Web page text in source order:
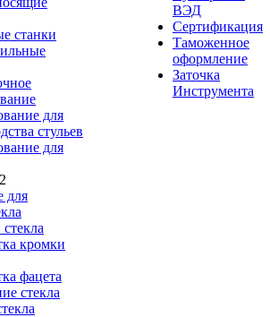
станки
для
стульев
для
для
кромки
фацета
стекла
ВЭД
Сертификация
Таможенное
оформление
Заточка
Инструмента